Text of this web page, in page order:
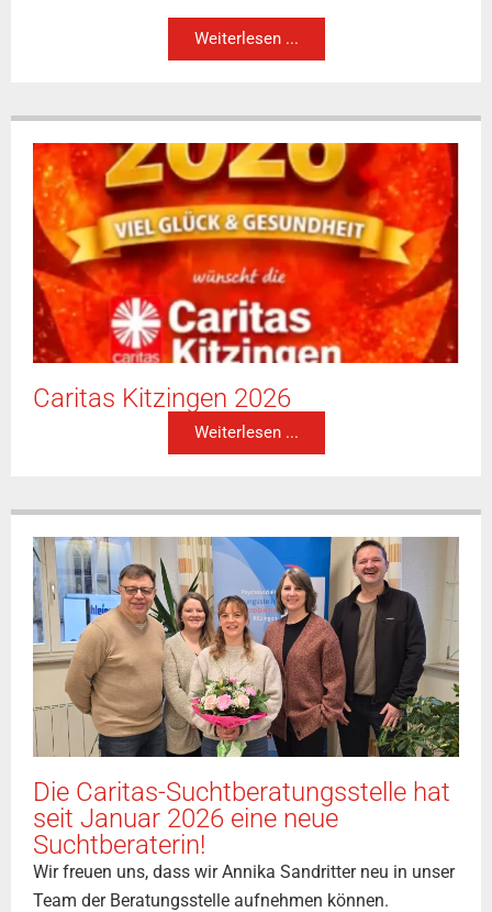
Weiterlesen ...
Caritas Kitzingen 2026
Weiterlesen ...
Die Caritas-Suchtberatungsstelle hat
seit Januar 2026 eine neue
Suchtberaterin!
Wir freuen uns, dass wir Annika Sandritter neu in unser
Team der Beratungsstelle aufnehmen können.